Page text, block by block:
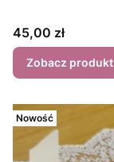
Cena
45,00 zł
Zobacz produkt
Nowość